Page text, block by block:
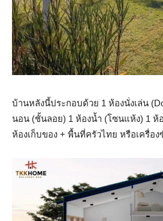
บ้านหลังนี้ประกอบด้วย 1 ห้องนั่งเล่น
นอน (ชั้นลอย) 1 ห้องน้ำ (โซนแห้ง) 1 ห้
ห้องเก็บของ + พื้นที่ครัวไทย หรือเครื่อง